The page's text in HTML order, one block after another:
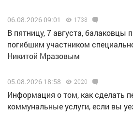
06.08.2026 09:01 1738
В пятницу, 7 августа, балаковцы
погибшим участником
Никитой Мразовым
05.08.2026 18:58 2020
Информация о том, как сделать
коммунальные услуги, если вы